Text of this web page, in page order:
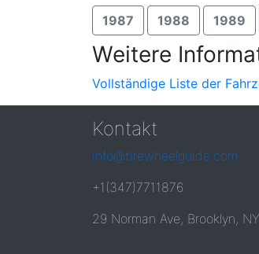
1987 1988 1989
Weitere
Vollständige Liste der
Kontakt
info@tirewheelguide.com
+1(347)7711876
29 Norman Ave, Brooklyn,